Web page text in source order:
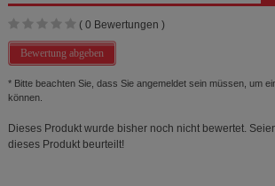
( 0 Bewertungen )
Bewertung abgeben
* Bitte beachten Sie, dass Sie angemeldet sein müssen, um
können.
Dieses Produkt wurde bisher noch nicht bewertet.
dieses Produkt beurteilt!